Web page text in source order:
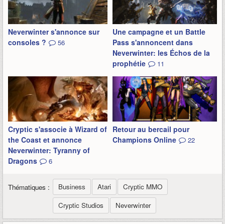
Neverwinter s'annonce sur
consoles ?
56
Une campagne et un Battle
Pass s'annoncent dans
Neverwinter: les Échos de la
prophétie
11
Cryptic s'associe à Wizard of
the Coast et annonce
Neverwinter: Tyranny of
Dragons
6
Retour au bercail pour
Champions Online
22
Thématiques : Business Atari
Cryptic MMO
Cryptic Studios
Neverwinter